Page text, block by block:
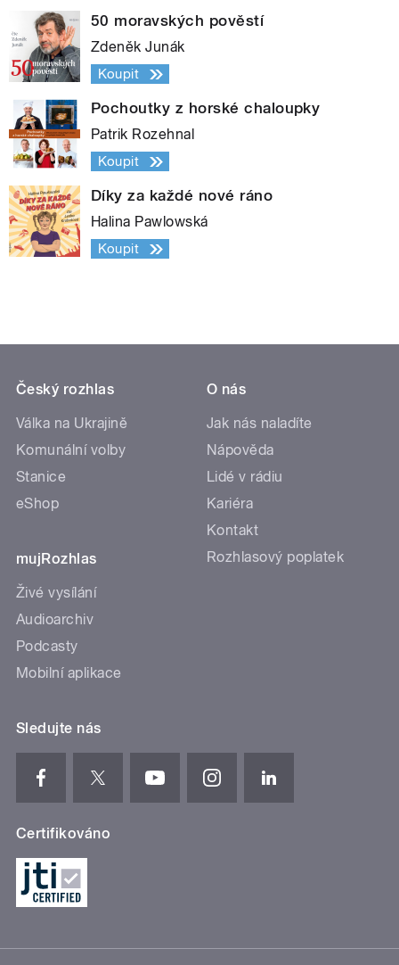
50 moravských pověstí
Zdeněk Junák
Koupit
Pochoutky z horské chaloupky
Patrik Rozehnal
Koupit
Díky za každé nové ráno
Halina Pawlowská
Koupit
Český rozhlas
Válka na Ukrajině
Komunální volby
Stanice
eShop
mujRozhlas
Živé vysílání
Audioarchiv
Podcasty
Mobilní aplikace
O nás
Jak nás naladíte
Nápověda
Lidé v rádiu
Kariéra
Kontakt
Rozhlasový poplatek
Sledujte nás
Certifikováno